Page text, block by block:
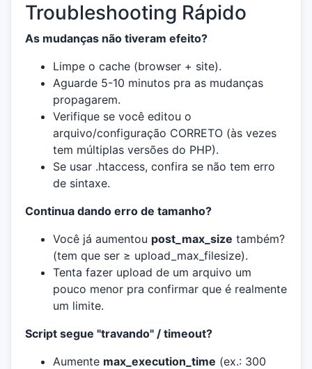
Troubleshooting Rápido
As mudanças não tiveram efeito?
Limpe o cache (browser + site).
Aguarde 5-10 minutos pra as mudanças
propagarem.
Verifique se você editou o
arquivo/configuração CORRETO (às vezes
tem múltiplas versões do PHP).
Se usar .htaccess, confira se não tem erro
de sintaxe.
Continua dando erro de tamanho?
Você já aumentou post_max_size também?
(tem que ser ≥ upload_max_filesize).
Tenta fazer upload de um arquivo um
pouco menor pra confirmar que é realmente
um limite.
Script segue "travando" / timeout?
Aumente max_execution_time (ex.: 300